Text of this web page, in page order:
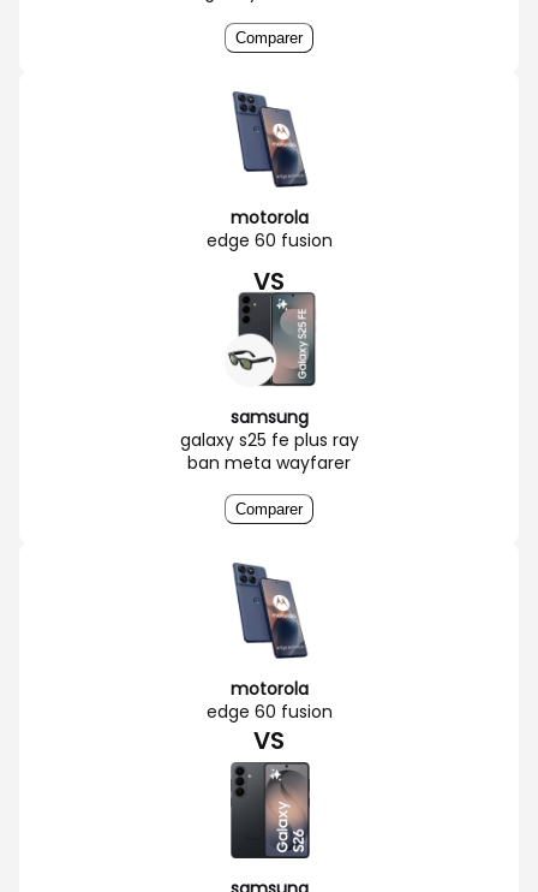
Comparer
motorola
edge 60 fusion
VS
samsung
galaxy s25 fe plus ray
ban meta wayfarer
Comparer
motorola
edge 60 fusion
VS